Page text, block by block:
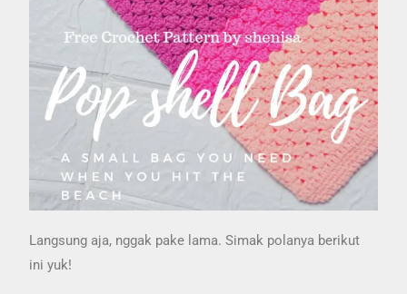
Langsung aja, nggak pake lama. Simak polanya berikut
ini yuk!